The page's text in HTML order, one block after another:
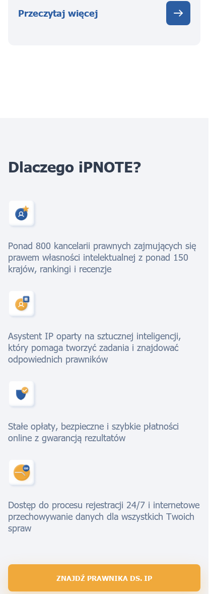
Przeczytaj więcej
Dlaczego iPNOTE?
Ponad 800 kancelarii prawnych zajmujących się
prawem własności intelektualnej z ponad 150
krajów, rankingi i recenzje
Asystent IP oparty na sztucznej inteligencji,
który pomaga tworzyć zadania i znajdować
odpowiednich prawników
Stałe opłaty, bezpieczne i szybkie płatności
online z gwarancją rezultatów
Dostęp do procesu rejestracji 24/7 i internetowe
przechowywanie danych dla wszystkich Twoich
spraw
ZNAJDŹ PRAWNIKA DS. IP